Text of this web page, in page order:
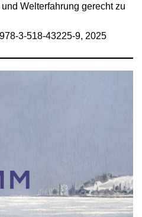
Welterfahrung gerecht zu
3-518-43225-9, 2025